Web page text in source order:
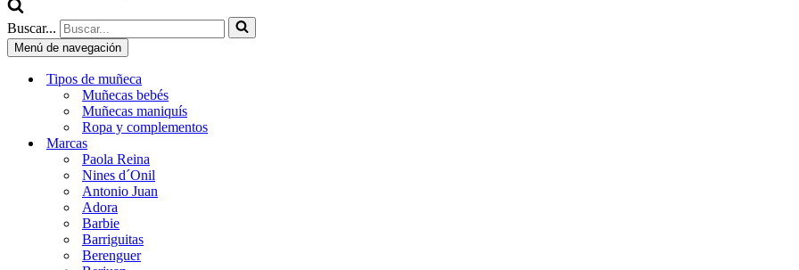
Buscar...
Menú de navegación
Tipos de muñeca
Muñecas bebés
Muñecas maniquís
Ropa y complementos
Marcas
Paola Reina
Nines d´Onil
Antonio Juan
Adora
Barbie
Barriguitas
Berenguer